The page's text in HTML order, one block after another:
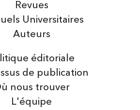
Auteurs
Universitaires
Revues
éditoriale
de publication
nous trouver
L'équipe